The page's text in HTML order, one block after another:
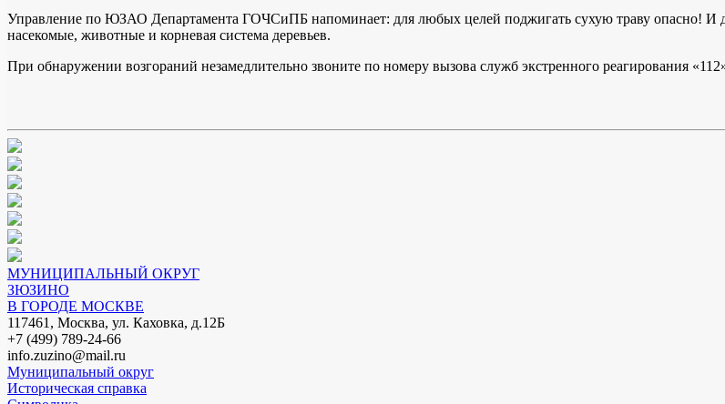
Управление по ЮЗАО Департамента ГОЧСиПБ напоминает: для любых целей поджигать сухую траву опасно! И
насекомые, животные и корневая система деревьев.
При обнаружении возгораний незамедлительно звоните по номеру вызова служб экстренного реагирования
МУНИЦИПАЛЬНЫЙ ОКРУГ
ЗЮЗИНО
В ГОРОДЕ МОСКВЕ
117461, Москва, ул. Каховка, д.12Б
+7 (499) 789-24-66
info.zuzino@mail.ru
Муниципальный округ
Историческая справка